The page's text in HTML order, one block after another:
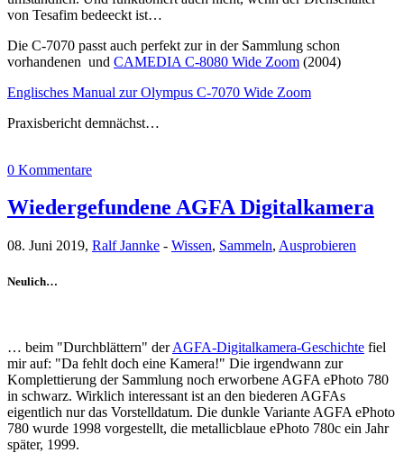
von Tesafim bedeeckt ist…
Die C-7070 passt auch perfekt zur in der Sammlung schon
vorhandenen und CAMEDIA C-8080 Wide Zoom (2004)
Englisches Manual zur Olympus C-7070 Wide Zoom
Praxisbericht demnächst…
0 Kommentare
Wiedergefundene AGFA Digitalkamera
08. Juni 2019, Ralf Jannke - Wissen, Sammeln, Ausprobieren
Neulich…
… beim "Durchblättern" derAGFA-Digitalkamera-Geschichte fiel
mir auf: "Da fehlt doch eine Kamera!" Die irgendwann zur
Komplettierung der Sammlung noch erworbene AGFA ePhoto 780
in schwarz. Wirklich interessant ist an den biederen AGFAs
eigentlich nur das Vorstelldatum. Die dunkle Variante AGFA ePhoto
780 wurde 1998 vorgestellt, die metallicblaue ePhoto 780c ein Jahr
später, 1999.